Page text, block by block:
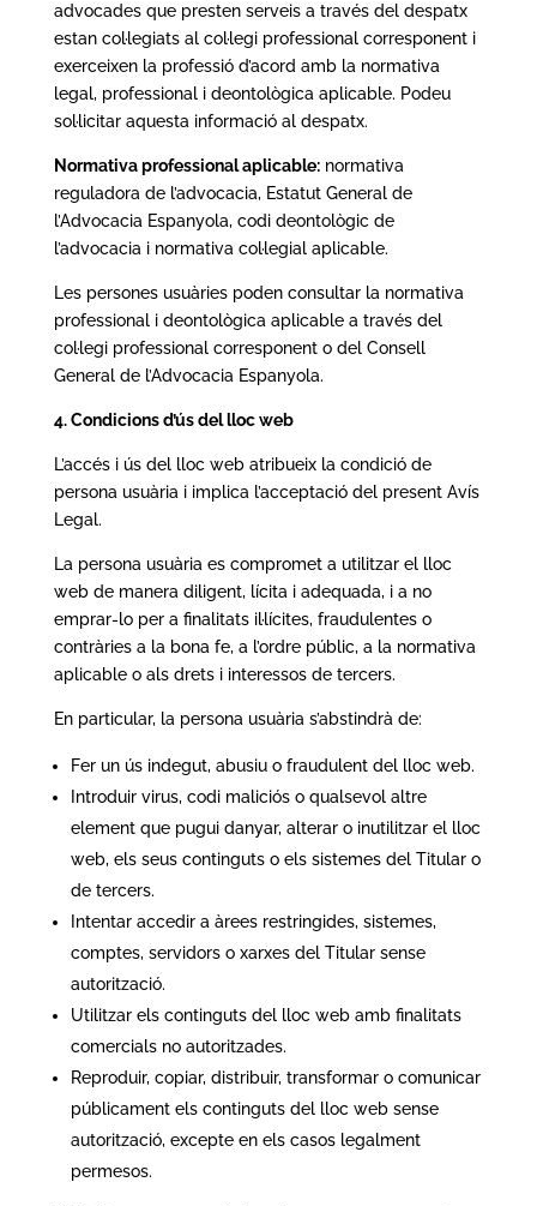
advocades que presten serveis a través del despatx
estan col·legiats al col·legi professional corresponent i
exerceixen la professió d’acord amb la normativa
legal, professional i deontològica aplicable. Podeu
sol·licitar aquesta informació al despatx.
Normativa professional aplicable:normativa
reguladora de l’advocacia, Estatut General de
l’Advocacia Espanyola, codi deontològic de
l’advocacia i normativa col·legial aplicable.
Les persones usuàries poden consultar la normativa
professional i deontològica aplicable a través del
col·legi professional corresponent o del Consell
General de l’Advocacia Espanyola.
4. Condicions d’ús del lloc web
L’accés i ús del lloc web atribueix la condició de
persona usuària i implica l’acceptació del present Avís
Legal.
La persona usuària es compromet a utilitzar el lloc
web de manera diligent, lícita i adequada, i a no
emprar-lo per a finalitats il·lícites, fraudulentes o
contràries a la bona fe, a l’ordre públic, a la normativa
aplicable o als drets i interessos de tercers.
En particular, la persona usuària s’abstindrà de:
Fer un ús indegut, abusiu o fraudulent del lloc web.
Introduir virus, codi maliciós o qualsevol altre
element que pugui danyar, alterar o inutilitzar el lloc
web, els seus continguts o els sistemes del Titular o
de tercers.
Intentar accedir a àrees restringides, sistemes,
comptes, servidors o xarxes del Titular sense
autorització.
Utilitzar els continguts del lloc web amb finalitats
comercials no autoritzades.
Reproduir, copiar, distribuir, transformar o comunicar
públicament els continguts del lloc web sense
autorització, excepte en els casos legalment
permesos.